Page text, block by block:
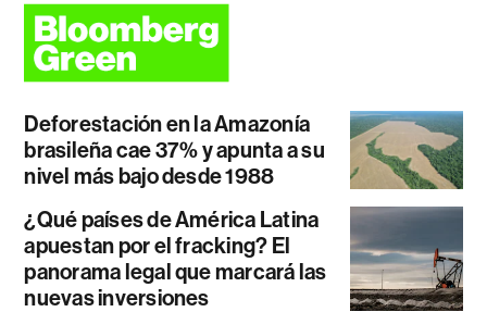
Deforestación en la Amazonía
brasileña cae 37% y apunta a su
nivel más bajo desde 1988
¿Qué países de América Latina
apuestan por el fracking? El
panorama legal que marcará las
nuevas inversiones